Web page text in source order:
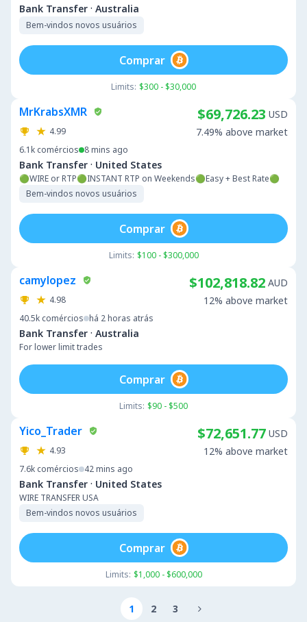
Bank Transfer · Australia
Bem-vindos novos usuários
Limits: $300 - $30,000
Comprar
MrKrabsXMR
4.99
6.1k comércios 8 mins ago
Bank Transfer · United States
🟢WIRE or RTP🟢INSTANT RTP on Weekends🟢Easy + Best Rate🟢
Bem-vindos novos usuários
$69,726.23 USD
7.49% above market
Limits: $100 - $300,000
Comprar
camylopez
4.98
40.5k comércios há 2 horas atrás
Bank Transfer · Australia
For lower limit trades
$102,818.82 AUD
12% above market
Limits: $90 - $500
Comprar
Yico_Trader
4.93
7.6k comércios 42 mins ago
Bank Transfer · United States
WIRE TRANSFER USA
Bem-vindos novos usuários
$72,651.77 USD
12% above market
Limits: $1,000 - $600,000
Comprar
1 2 3 